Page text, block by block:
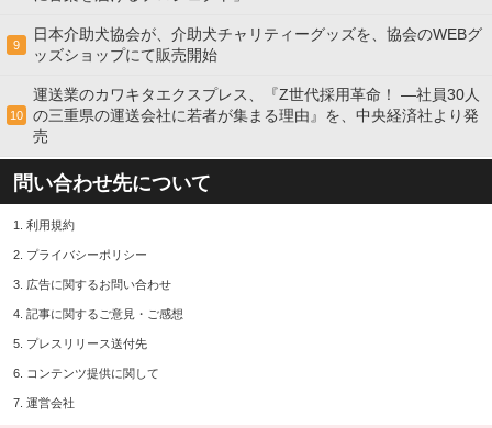
9
日本介助犬協会が、介助犬チャリティーグッズを、協会のWEBグ
ッズショップにて販売開始
10
運送業のカワキタエクスプレス、『Z世代採用革命！ ―社員30人
の三重県の運送会社に若者が集まる理由』を、中央経済社より発
売
問い合わせ先について
1. 利用規約
2. プライバシーポリシー
3. 広告に関するお問い合わせ
4. 記事に関するご意見・ご感想
5. プレスリリース送付先
6. コンテンツ提供に関して
7. 運営会社